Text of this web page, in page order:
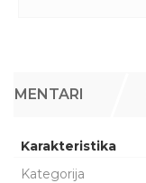
Karakteristika
Kategorija